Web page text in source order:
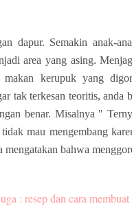
dapur. Semakin anak-
area yang asing.
kerupuk yang
tak terkesan teoritis, anda
benar. Misalnya "
mau mengembang
bahwa
: resep dan cara